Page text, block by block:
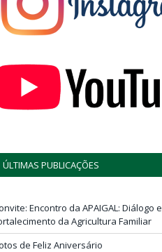
ÚLTIMAS PUBLICAÇÕES
Encontro da APAIGAL: Diálogo e
da Agricultura Familiar
de Feliz Aniversário